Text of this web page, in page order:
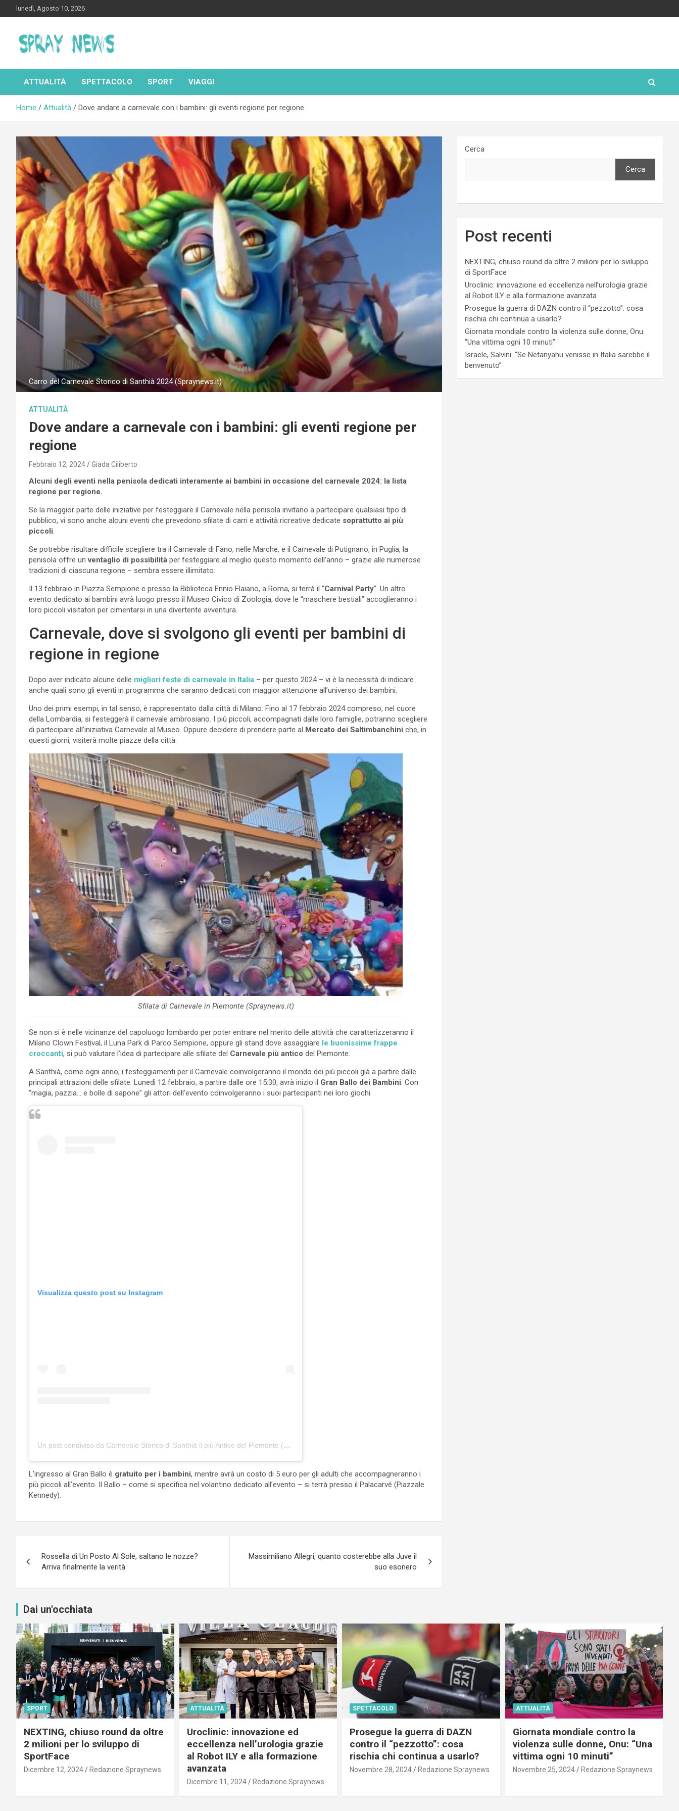
to
lunedì, Agosto 10, 2026
Spraynews.it
ATTUALITÀ SPETTACOLO SPORT VIAGGI
Home Attualità Dove andare a carnevale con i bambini: gli eventi regione per regione
Carro del Carnevale Storico di Santhià 2024 (Spraynews.it)
ATTUALITÀ
Dove andare a carnevale con i bambini: gli eventi regione per
regione
Febbraio 12, 2024 Giada Ciliberto
Alcuni degli eventi nella penisola dedicati interamente ai bambini in occasione del carnevale 2024: la lista
regione per regione.
Se la maggior parte delle iniziative per festeggiare il Carnevale nella penisola invitano a partecipare qualsiasi tipo di
pubblico, vi sono anche alcuni eventi che prevedono sfilate di carri e attività ricreative dedicate soprattutto ai più
piccoli
Se potrebbe risultare difficile scegliere tra il Carnevale di Fano, nelle Marche, e il Carnevale di Putignano, in Puglia, la
penisola offre unventaglio di possibilità per festeggiare al meglio questo momento dell’anno – grazie alle numerose
tradizioni di ciascuna regione – sembra essere illimitato.
Il 13 febbraio in Piazza Sempione e presso la Biblioteca Ennio Flaiano, a Roma, si terrà il “Carnival Party“. Un altro
evento dedicato ai bambini avrà luogo presso il Museo Civico di Zoologia, dove le “maschere bestiali” accoglieranno i
loro piccoli visitatori per cimentarsi in una divertente avventura.
Carnevale, dove si svolgono gli eventi per bambini di
regione in regione
Dopo aver indicato alcune delle migliori feste di carnevale in Italia – per questo 2024 – vi è la necessità di indicare
anche quali sono gli eventi in programma che saranno dedicati con maggior attenzione all’universo dei bambini.
Uno dei primi esempi, in tal senso, è rappresentato dalla città di Milano. Fino al 17 febbraio 2024 compreso, nel cuore
della Lombardia, si festeggerà il carnevale ambrosiano. I più piccoli, accompagnati dalle loro famiglie, potranno scegliere
di partecipare all’iniziativa Carnevale al Museo. Oppure decidere di prendere parte al Mercato dei Saltimbanchini che, in
questi giorni, visiterà molte piazze della città.
Sfilata di Carnevale in Piemonte (Spraynews.it)
Se non si è nelle vicinanze del capoluogo lombardo per poter entrare nel merito delle attività che caratterizzeranno il
Milano Clown Festival, il Luna Park di Parco Sempione, oppure gli stand dove assaggiare le buonissime frappe
croccanti, si può valutare l’idea di partecipare alle sfilate del Carnevale più antico del Piemonte.
A Santhià, come ogni anno, i festeggiamenti per il Carnevale coinvolgeranno il mondo dei più piccoli già a partire dalle
principali attrazioni delle sfilate. Lunedì 12 febbraio, a partire dalle ore 15:30, avrà inizio il Gran Ballo dei Bambini . Con
“magia, pazzia… e bolle di sapone” gli attori dell’evento coinvolgeranno i suoi partecipanti nei loro giochi.
Visualizza questo post su Instagram
Un post condiviso da Carnevale Storico di Santhià il più Antico del Piemonte (@carnevale_santhia)
L’ingresso al Gran Ballo è gratuito per i bambini, mentre avrà un costo di 5 euro per gli adulti che accompagneranno i
più piccoli all’evento. Il Ballo – come si specifica nel volantino dedicato all’evento – si terrà presso il Palacarvé (Piazzale
Kennedy).
articoli
Rossella di Un Posto Al Sole, saltano le nozze?
Arriva finalmente la verità
Massimiliano Allegri, quanto costerebbe alla Juve il
suo esonero
Cerca
Cerca
Post recenti
NEXTING, chiuso round da oltre 2 milioni per lo sviluppo
di SportFace
Uroclinic: innovazione ed eccellenza nell’urologia grazie
al Robot ILY e alla formazione avanzata
Prosegue la guerra di DAZN contro il “pezzotto”: cosa
rischia chi continua a usarlo?
Giornata mondiale contro la violenza sulle donne, Onu:
“Una vittima ogni 10 minuti”
Israele, Salvini: “Se Netanyahu venisse in Italia sarebbe il
benvenuto”
Dai un'occhiata
SPORT
NEXTING, chiuso round da oltre
2 milioni per lo sviluppo di
SportFace
Dicembre 12, 2024 Redazione Spraynews
ATTUALITÀ
Uroclinic: innovazione ed
eccellenza nell’urologia grazie
al Robot ILY e alla formazione
avanzata
Dicembre 11, 2024 Redazione Spraynews
SPETTACOLO
Prosegue la guerra di DAZN
contro il “pezzotto”: cosa
rischia chi continua a usarlo?
Novembre 28, 2024 Redazione Spraynews
ATTUALITÀ
Giornata mondiale contro la
violenza sulle donne, Onu: “Una
vittima ogni 10 minuti”
Novembre 25, 2024 Redazione Spraynews